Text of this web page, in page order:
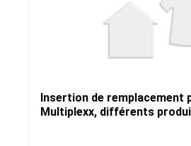
Insertion de remplacement
Multiplexx, différents